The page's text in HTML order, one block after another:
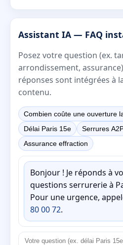
Assistant IA — FAQ
Posez votre question (ex.
arrondissement,
réponses sont intégrées à
contenu.
Combien coûte une ouverture
Délai Paris 15e
Serrures
Assurance effraction
Bonjour ! Je réponds à
questions serrurerie à
Pour une urgence,
80 00 72.